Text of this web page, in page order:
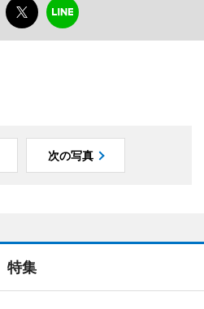
次の写真
特集